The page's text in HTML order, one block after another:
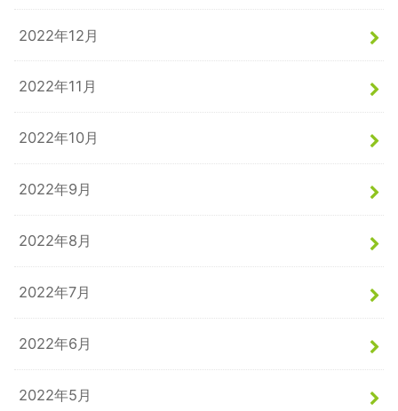
2022年12月
2022年11月
2022年10月
2022年9月
2022年8月
2022年7月
2022年6月
2022年5月